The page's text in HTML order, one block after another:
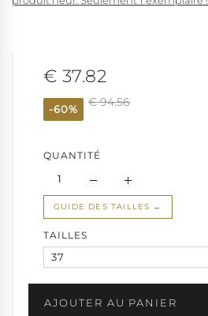
€ 37.82
-60%
€ 94.56
QUANTITÉ
GUIDE DES TAILLES
TAILLES
AJOUTER AU PANIER